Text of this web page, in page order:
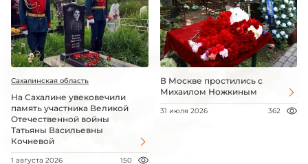
Сахалинская область
На Сахалине увековечили
память участника Великой
Отечественной войны
Татьяны Васильевны
Кочневой
1 августа 2026 150
В Москве простились с
Михаилом Ножкиным
31 июля 2026 362